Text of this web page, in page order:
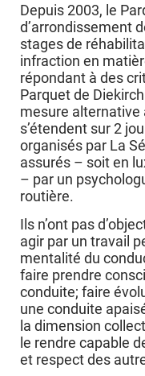
Depuis 2003, le
d’arrondissement
stages de
infraction en
répondant à des
Parquet de
mesure alternative
s’étendent sur 2
organisés par La
assurés – soit en
– par un
routière.
Ils n’ont pas
agir par un travail
mentalité du
faire prendre
conduite; faire
une conduite
la dimension
le rendre capable
et respect des